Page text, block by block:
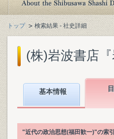
トップ 検索結果 - 社史詳細
(株)岩波書店
基本情報
"近代の政治思想(福田歓一)"の索